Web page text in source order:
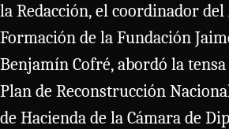
la Redacción, el coordinador del
Formación de la Fundación
Benjamín Cofré, abordó la
Plan de Reconstrucción
de Hacienda de la Cámara de